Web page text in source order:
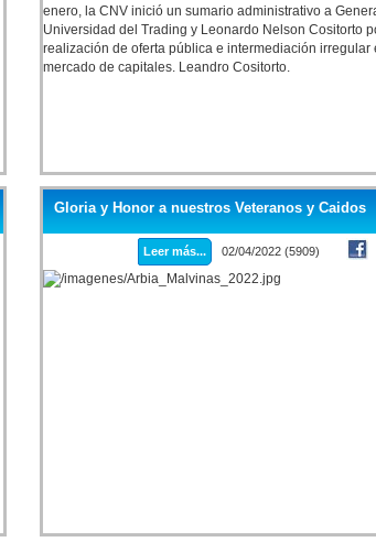
enero, la CNV inició un sumario administrativo a
Universidad del Trading y Leonardo Nelson Cositorto
realización de oferta pública e intermediación irregular
mercado de capitales. Leandro Cositorto.
Gloria y Honor a nuestros Veteranos y Caidos
Leer más... 02/04/2022 (5909)